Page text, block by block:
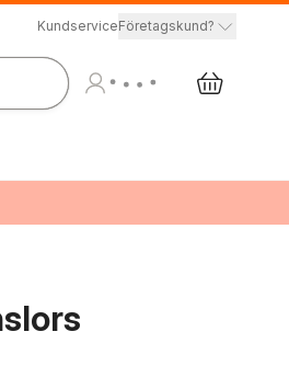
KundserviceFöretagskund?